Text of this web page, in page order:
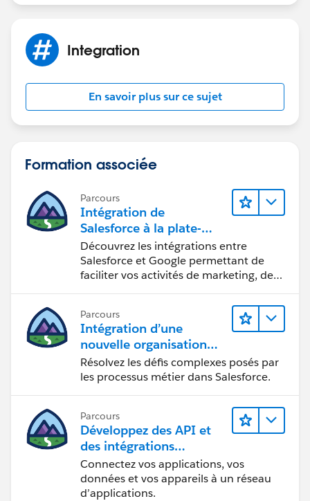
Integration
En savoir plus sur ce sujet
Formation associée
Parcours
Intégration de
Salesforce à la plate-
forme Google
Découvrez les intégrations entre
Salesforce et Google permettant de
faciliter vos activités de marketing, de
Parcours
Intégration d’une
nouvelle organisation
commerciale
Résolvez les défis complexes posés par
les processus métier dans Salesforce.
Parcours
Développez des API et
des intégrations
formidables avec
MuleSoft
Connectez vos applications, vos
données et vos appareils à un réseau
d’applications.